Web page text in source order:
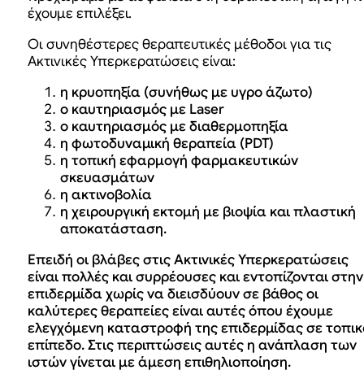
έχουμε επιλέξει.
Οι συνηθέστερες θεραπευτικές μέθοδοι για τις
Ακτινικές Υπερκερατώσεις είναι:
η κρυοπηξία (συνήθως με υγρο άζωτο)
ο καυτηριασμός με Laser
ο καυτηριασμός με διαθερμοπηξία
η φωτοδυναμική θεραπεία (PDT)
η τοπική εφαρμογή φαρμακευτικών
σκευασμάτων
η ακτινοβολία
η χειρουργική εκτομή με βιοψία και πλαστική
αποκατάσταση.
Επειδή οι βλάβες στις Ακτινικές Υπερκερατώσεις
είναι πολλές και συρρέουσες και εντοπίζονται στην
επιδερμίδα χωρίς να διεισδύουν σε βάθος οι
καλύτερες θεραπείες είναι αυτές όπου έχουμε
ελεγχόμενη καταστροφή της επιδερμίδας σε
επίπεδο. Στις περιπτώσεις αυτές η ανάπλαση των
ιστών γίνεται με άμεση επιθηλιοποίηση.